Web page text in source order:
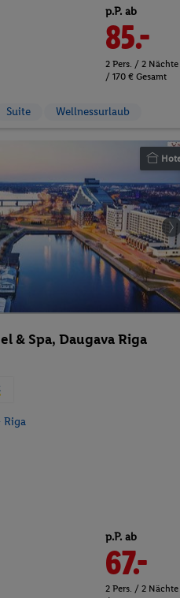
p.P. ab
85.-
2 Pers. / 2 Nächte
/ 170 € Gesamt
Suite Wellnessurlaub
& Spa, Daugava Riga
Riga
p.P. ab
67.-
2 Pers. / 2 Nächte